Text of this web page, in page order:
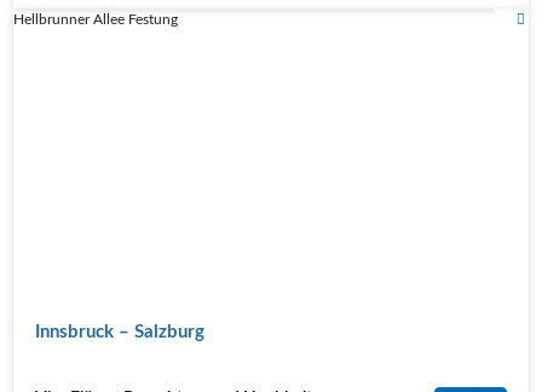
Hellbrunner Allee Festung
Innsbruck – Salzburg